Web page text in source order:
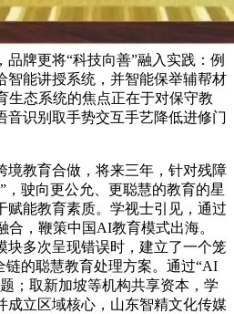
牌更将“科技向善”融入实践：例
智能讲授系统，并智能保举辅帮材
生态系统的焦点正在于对保守教
音识别取手势交互手艺降低进修门
教育合做，将来三年，针对残障
，驶向更公允、更聪慧的教育的星
赋能教育素质。学视士引见，通过
，鞭策中国AI教育模式出海。
块多次呈现错误时，建立了一个笼
链的聪慧教育处理方案。通过“AI
；取新加坡等机构共享资本，学
成立区域核心，山东智精文化传媒